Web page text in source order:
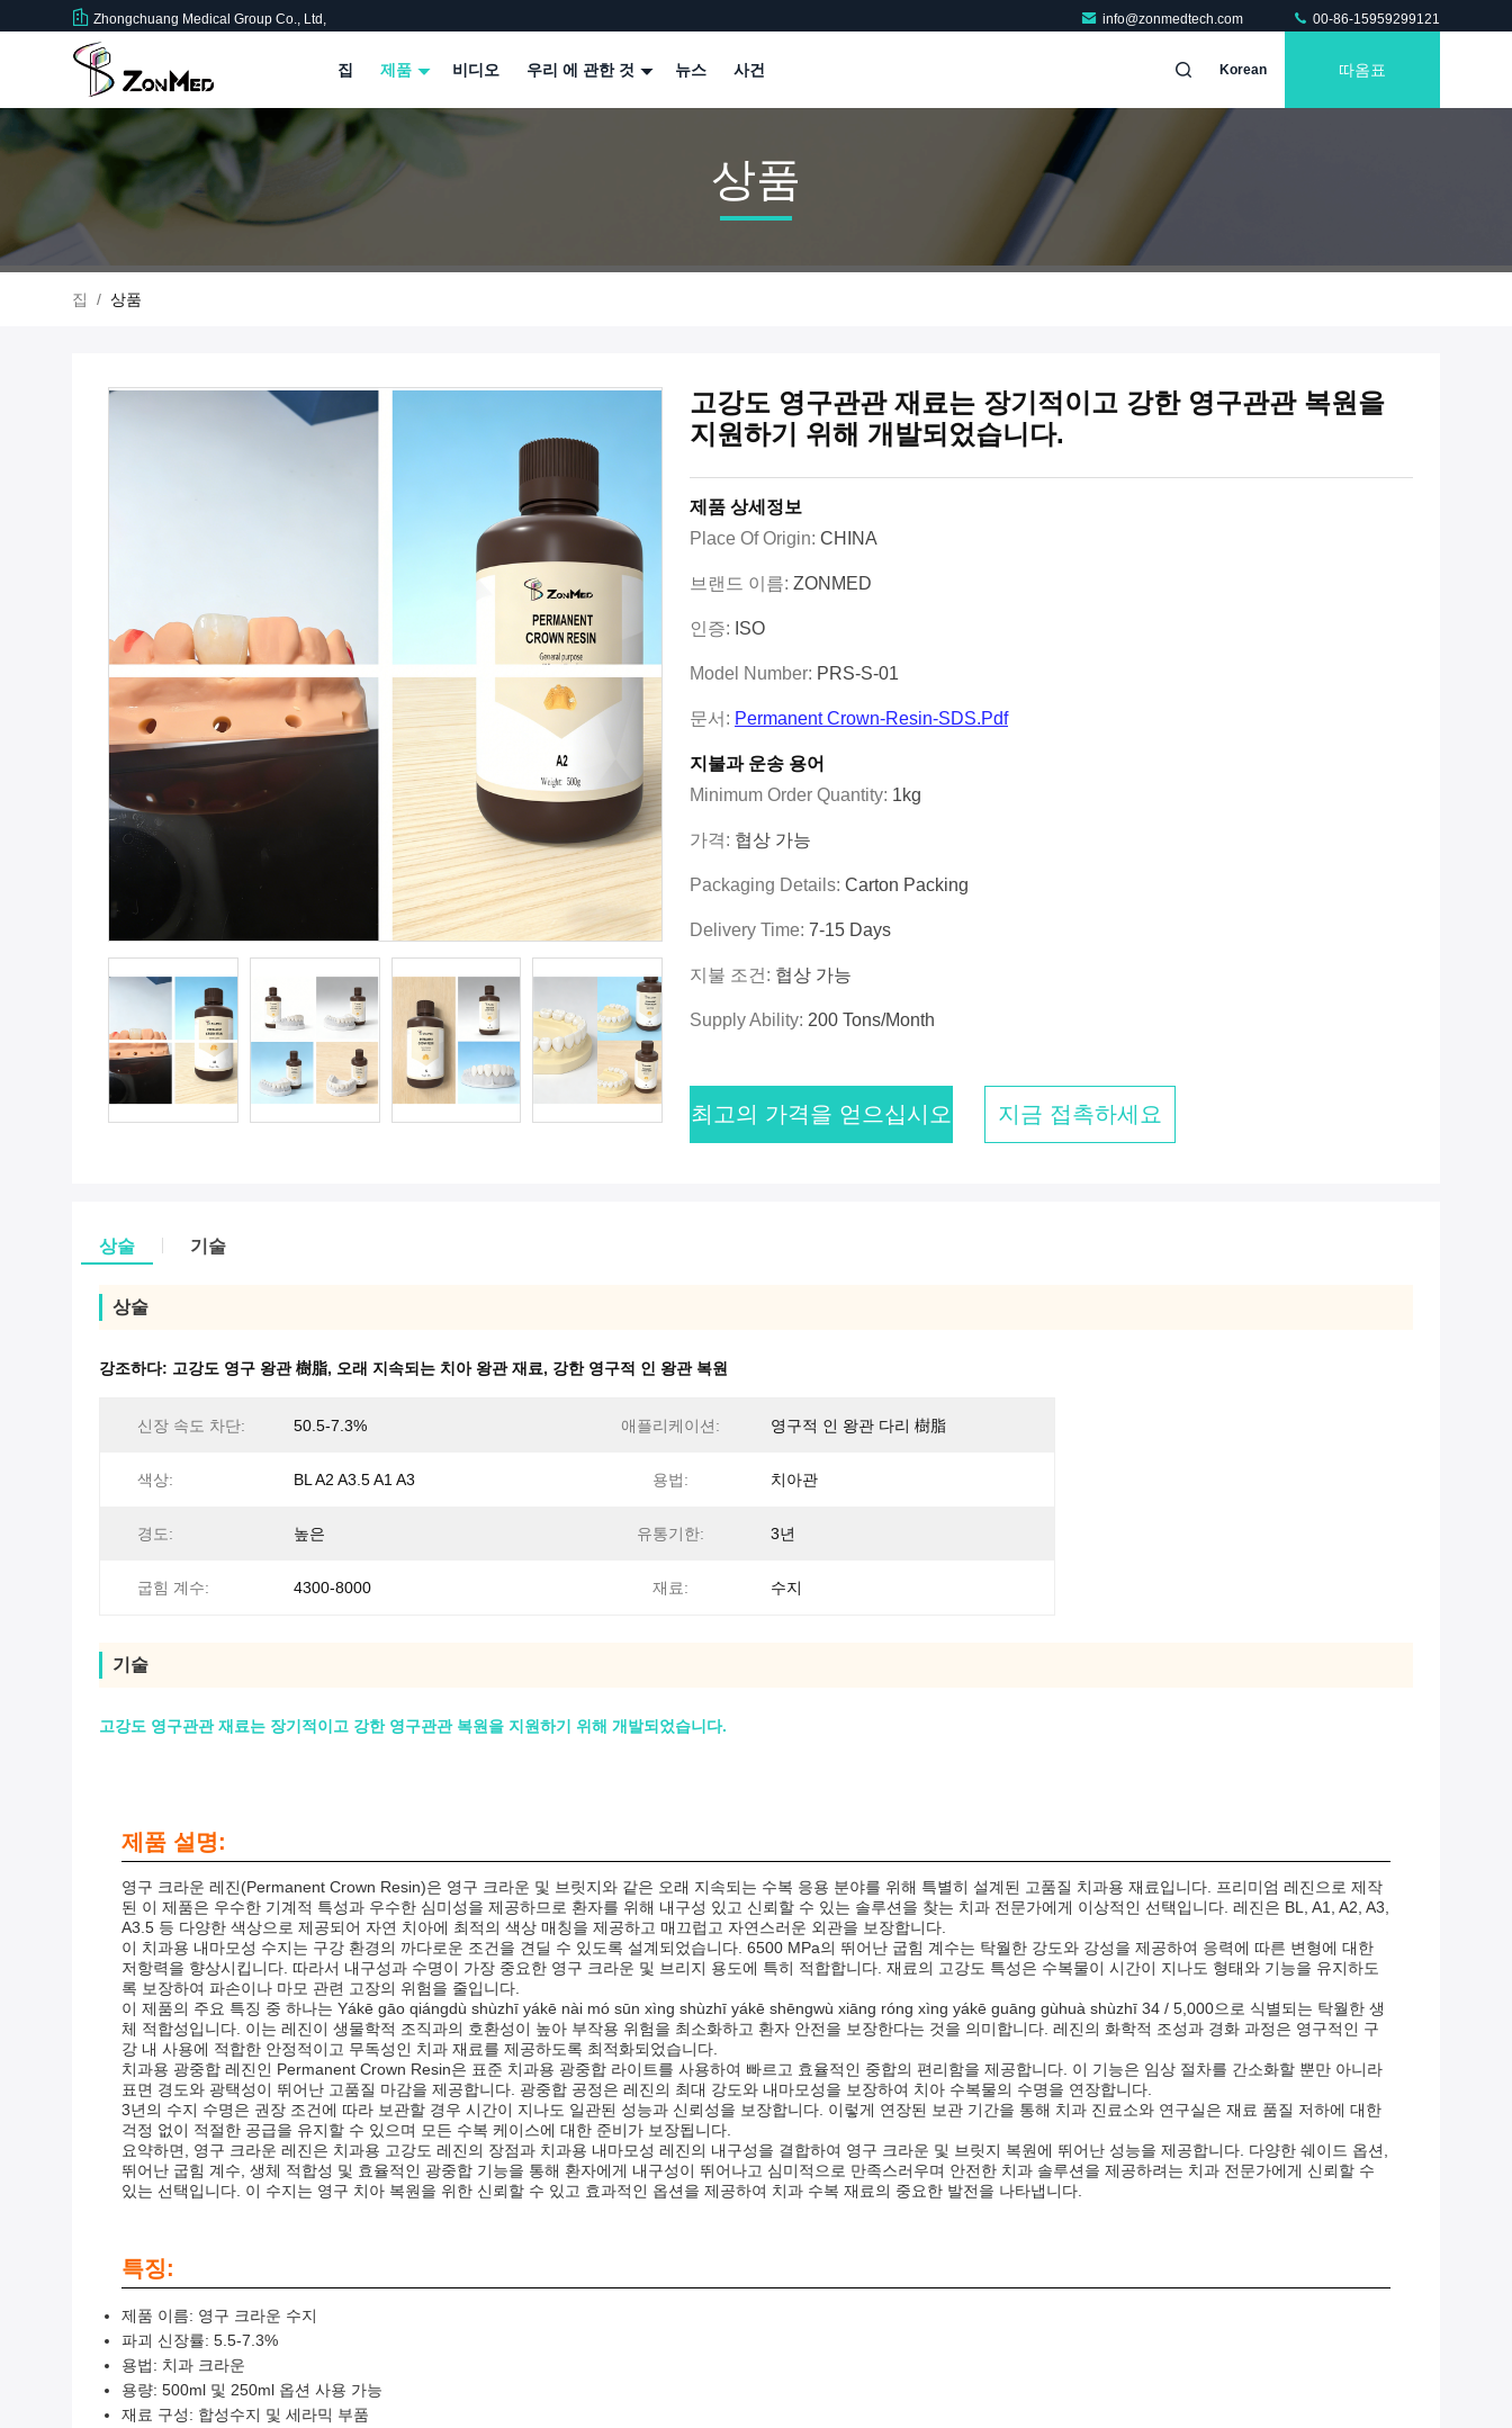
Zhongchuang Medical Group Co., Ltd, info@zonmedtech.com 00-86-15959299121
집 제품 비디오 우리 에 관한 것 뉴스 사건 Korean 따옴표
상품
집 / 상품
고강도 영구관관 재료는 장기적이고 강한 영구관관 복원을
지원하기 위해 개발되었습니다.
제품 상세정보
Place Of Origin: CHINA
브랜드 이름: ZONMED
인증: ISO
Model Number: PRS-S-01
문서: Permanent Crown-Resin-SDS.pdf
지불과 운송 용어
Minimum Order Quantity: 1kg
가격: 협상 가능
Packaging Details: Carton Packing
Delivery Time: 7-15 Days
지불 조건: 협상 가능
Supply Ability: 200 Tons/month
최고의 가격을 얻으십시오 지금 접촉하세요
상술 기술
상술
강조하다: 고강도 영구 왕관 樹脂, 오래 지속되는 치아 왕관 재료, 강한 영구적 인 왕관 복원
신장 속도 차단: 50.5-7.3% 애플리케이션: 영구적 인 왕관 다리 樹脂
색상: BL A2 A3.5 A1 A3 용법: 치아관
경도: 높은 유통기한: 3년
굽힘 계수: 4300-8000 재료: 수지
기술
고강도 영구관관 재료는 장기적이고 강한 영구관관 복원을 지원하기 위해 개발되었습니다.
제품 설명:
영구 크라운 레진(Permanent Crown Resin)은 영구 크라운 및 브릿지와 같은 오래 지속되는 수복 응용 분야를 위해 특별히 설계된 고품질 치과용 재료입니다. 프리미엄 레진으로 제작
된 이 제품은 우수한 기계적 특성과 우수한 심미성을 제공하므로 환자를 위해 내구성 있고 신뢰할 수 있는 솔루션을 찾는 치과 전문가에게 이상적인 선택입니다. 레진은 BL, A1, A2, A3,
A3.5 등 다양한 색상으로 제공되어 자연 치아에 최적의 색상 매칭을 제공하고 매끄럽고 자연스러운 외관을 보장합니다.
이 치과용 내마모성 수지는 구강 환경의 까다로운 조건을 견딜 수 있도록 설계되었습니다. 6500 MPa의 뛰어난 굽힘 계수는 탁월한 강도와 강성을 제공하여 응력에 따른 변형에 대한
저항력을 향상시킵니다. 따라서 내구성과 수명이 가장 중요한 영구 크라운 및 브리지 용도에 특히 적합합니다. 재료의 고강도 특성은 수복물이 시간이 지나도 형태와 기능을 유지하도
록 보장하여 파손이나 마모 관련 고장의 위험을 줄입니다.
이 제품의 주요 특징 중 하나는 Yákē gāo qiángdù shùzhī yákē nài mó sūn xìng shùzhī yákē shēngwù xiāng róng xìng yákē guāng gùhuà shùzhī 34 / 5,000으로 식별되는 탁월한 생
체 적합성입니다. 이는 레진이 생물학적 조직과의 호환성이 높아 부작용 위험을 최소화하고 환자 안전을 보장한다는 것을 의미합니다. 레진의 화학적 조성과 경화 과정은 영구적인 구
강 내 사용에 적합한 안정적이고 무독성인 치과 재료를 제공하도록 최적화되었습니다.
치과용 광중합 레진인 Permanent Crown Resin은 표준 치과용 광중합 라이트를 사용하여 빠르고 효율적인 중합의 편리함을 제공합니다. 이 기능은 임상 절차를 간소화할 뿐만 아니라
표면 경도와 광택성이 뛰어난 고품질 마감을 제공합니다. 광중합 공정은 레진의 최대 강도와 내마모성을 보장하여 치아 수복물의 수명을 연장합니다.
3년의 수지 수명은 권장 조건에 따라 보관할 경우 시간이 지나도 일관된 성능과 신뢰성을 보장합니다. 이렇게 연장된 보관 기간을 통해 치과 진료소와 연구실은 재료 품질 저하에 대한
걱정 없이 적절한 공급을 유지할 수 있으며 모든 수복 케이스에 대한 준비가 보장됩니다.
요약하면, 영구 크라운 레진은 치과용 고강도 레진의 장점과 치과용 내마모성 레진의 내구성을 결합하여 영구 크라운 및 브릿지 복원에 뛰어난 성능을 제공합니다. 다양한 쉐이드 옵션,
뛰어난 굽힘 계수, 생체 적합성 및 효율적인 광중합 기능을 통해 환자에게 내구성이 뛰어나고 심미적으로 만족스러우며 안전한 치과 솔루션을 제공하려는 치과 전문가에게 신뢰할 수
있는 선택입니다. 이 수지는 영구 치아 복원을 위한 신뢰할 수 있고 효과적인 옵션을 제공하여 치과 수복 재료의 중요한 발전을 나타냅니다.
특징:
제품 이름: 영구 크라운 수지
파괴 신장률: 5.5-7.3%
용법: 치과 크라운
용량: 500ml 및 250ml 옵션 사용 가능
재료 구성: 합성수지 및 세라믹 부품